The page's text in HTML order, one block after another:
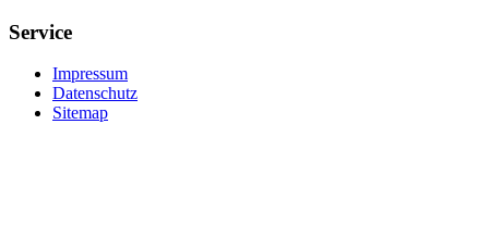
Service
Impressum
Datenschutz
Sitemap